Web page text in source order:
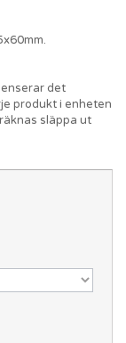
det
produkt i enheten
släppa ut